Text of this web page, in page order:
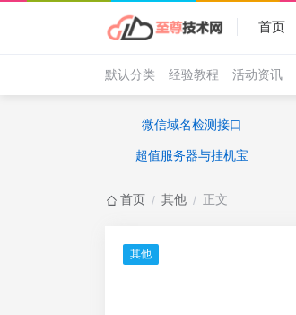
首页
默认分类 经验教程 活动资讯
微信域名检测接口
超值服务器与挂机宝
首页 / 其他 / 正文
其他